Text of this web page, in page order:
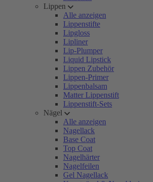
Lippen
Alle anzeigen
Lippenstifte
Lipgloss
Lipliner
Lip-Plumper
Liquid Lipstick
Lippen Zubehör
Lippen-Primer
Lippenbalsam
Matter Lippenstift
Lippenstift-Sets
Nägel
Alle anzeigen
Nagellack
Base Coat
Top Coat
Nagelhärter
Nagelfeilen
Gel Nagellack